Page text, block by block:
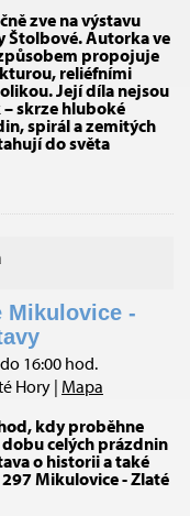
zve na výstavu
Štolbové. Autorka ve
propojuje
reliéfními
Její díla nejsou
skrze hluboké
spirál a zemitých
do světa
Mikulovice -
16:00 hod.
Hory | Mapa
kdy proběhne
celých prázdnin
o historii a také
Mikulovice - Zlaté